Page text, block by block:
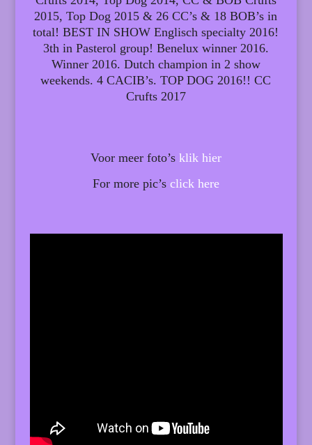
2015, Top Dog 2015 & 26 CC’s & 18 BOB’s in
total! BEST IN SHOW Englisch specialty 2016!
3th in Pasterol group! Benelux winner 2016.
Winner 2016. Dutch champion in 2 show
weekends. 4 CACIB’s. TOP DOG 2016!! CC
Crufts 2017
Voor meer foto’s klik hier
For more pic’s click here